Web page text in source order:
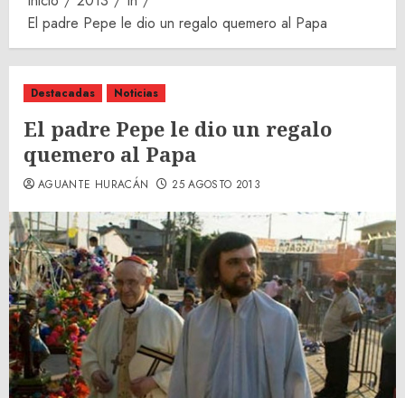
El padre Pepe le dio un regalo quemero al Papa
Destacadas Noticias
El padre Pepe le dio un regalo
quemero al Papa
AGUANTE HURACÁN 25 AGOSTO 2013